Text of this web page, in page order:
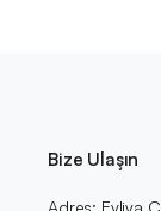
Bize Ulaşın
Adres: Evliya